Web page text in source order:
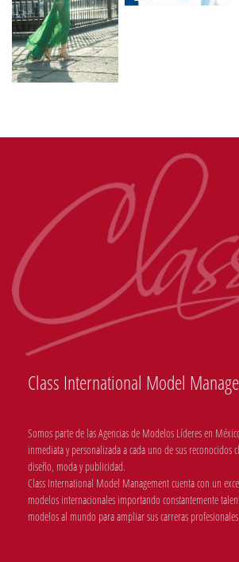
Class International Model
Somos parte de las Agencias de Modelos Líderes en
inmediata y personalizada a cada uno de sus reconocidos
diseño, moda y publicidad.
Class International Model Management cuenta con un
modelos internacionales importando constantemente
modelos al mundo para ampliar sus carreras profesionales.